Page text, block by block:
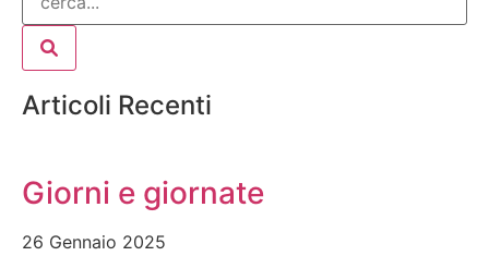
Articoli Recenti
Giorni e giornate
26 Gennaio 2025